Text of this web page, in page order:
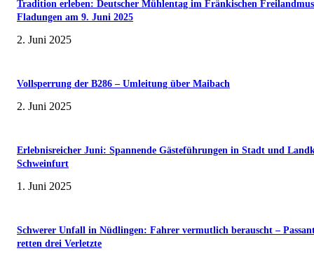
Tradition erleben: Deutscher Mühlentag im Fränkischen
Fladungen am 9. Juni 2025
2. Juni 2025
Vollsperrung der B286 – Umleitung über Maibach
2. Juni 2025
Erlebnisreicher Juni: Spannende Gästeführungen in Stadt und
Schweinfurt
1. Juni 2025
Schwerer Unfall in Nüdlingen: Fahrer vermutlich berauscht –
retten drei Verletzte